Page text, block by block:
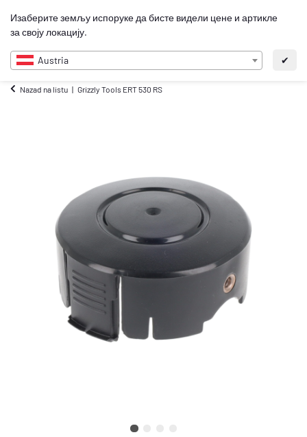
Изаберите земљу испоруке да бисте видели цене и артикле
за своју локацију.
Austria ✔
SR
Nazad na listu Grizzly Tools ERT 530 RS